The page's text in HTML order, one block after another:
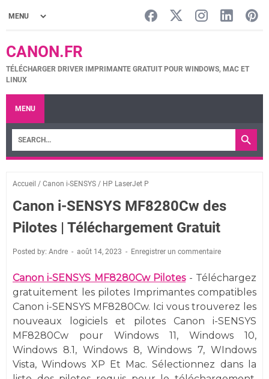
CANON.FR
TÉLÉCHARGER DRIVER IMPRIMANTE GRATUIT POUR WINDOWS, MAC ET
LINUX
MENU
Accueil / Canon i-SENSYS / HP LaserJet P
Canon i-SENSYS MF8280Cw des
Pilotes | Téléchargement Gratuit
Posted by: Andre août 14, 2023 Enregistrer un commentaire
Canon i-SENSYS MF8280Cw Pilotes- Téléchargez
gratuitement les pilotes Imprimantes compatibles
Canon i-SENSYS MF8280Cw. Ici vous trouverez les
nouveaux logiciels et pilotes Canon i-SENSYS
MF8280Cw pour Windows 11, Windows 10,
Windows 8.1, Windows 8, Windows 7, WIndows
Vista, Windows XP Et Mac. Sélectionnez dans la